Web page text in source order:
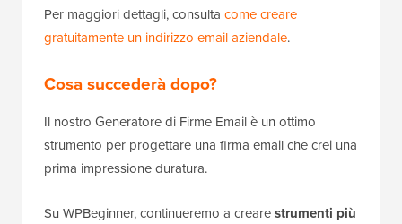
Per maggiori dettagli, consulta come creare
gratuitamente un indirizzo email aziendale.
Cosa succederà dopo?
Il nostro Generatore di Firme Email è un ottimo
strumento per progettare una firma email che crei una
prima impressione duratura.
Su WPBeginner, continueremo a crearestrumenti più